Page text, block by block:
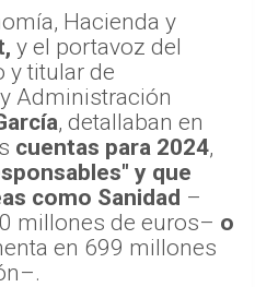
Hacienda y
y el portavoz del
y titular de
Administración
, detallaban en
cuentas para 2024,
y que
como Sanidad –
millones de euros– o
en 699 millones